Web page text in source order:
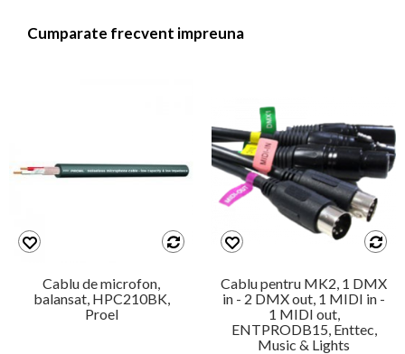
Cumparate frecvent impreuna
Cablu de microfon,
balansat, HPC210BK,
Proel
Cablu pentru MK2, 1 DMX
in - 2 DMX out, 1 MIDI in -
1 MIDI out,
ENTPRODB15, Enttec,
Music & Lights